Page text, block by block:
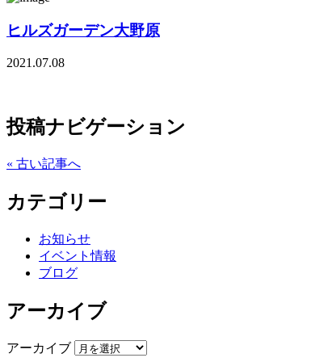
ヒルズガーデン大野原
2021.07.08
投稿ナビゲーション
« 古い記事へ
カテゴリー
お知らせ
イベント情報
ブログ
アーカイブ
アーカイブ